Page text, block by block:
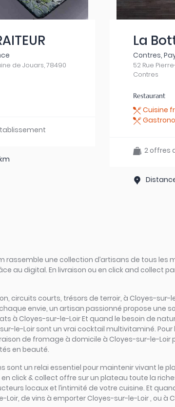
de Jouars, 78490
La
Contres,
52 Rue
Contres
Restaurant
Cuisine
2 offres
rassemble une collection d’artisans de tous
au digital. En livraison ou en click and collect
circuits courts, trésors de terroir, à Cloyes-
envie, un artisan passionné propose
à Cloyes-sur-le-Loir Et quand le besoin de
le-Loir sont un vrai cocktail multivitaminé.
de fromage à domicile à Cloyes-sur-le-
en beauté.
sont un relai essentiel pour maintenir vivant le
click & collect offre sur un plateau toute la
locaux et l’intimité de votre cuisine. Et
de vins à emporter Cloyes-sur-le-Loir , ou à